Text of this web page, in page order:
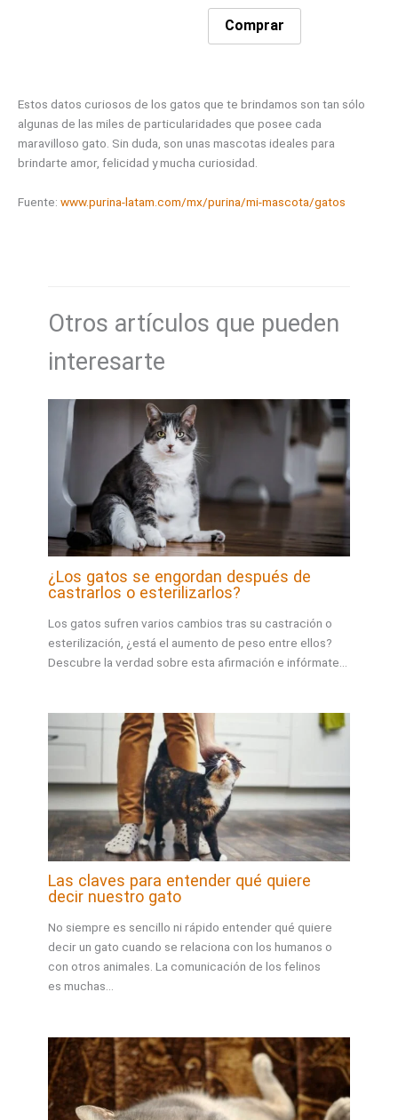
Comprar
Estos datos curiosos de los gatos que te brindamos son tan sólo
algunas de las miles de particularidades que posee cada
maravilloso gato. Sin duda, son unas mascotas ideales para
brindarte amor, felicidad y mucha curiosidad.
Fuente: www.purina-latam.com/mx/purina/mi-mascota/gatos
Otros artículos que pueden
interesarte
¿Los gatos se engordan después de
castrarlos o esterilizarlos?
Los gatos sufren varios cambios tras su castración o
esterilización, ¿está el aumento de peso entre ellos?
Descubre la verdad sobre esta afirmación e infórmate…
Las claves para entender qué quiere
decir nuestro gato
No siempre es sencillo ni rápido entender qué quiere
decir un gato cuando se relaciona con los humanos o
con otros animales. La comunicación de los felinos
es muchas…